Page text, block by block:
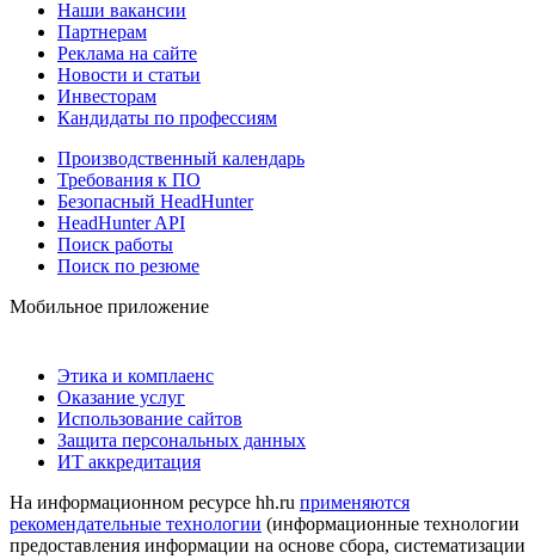
Наши вакансии
Партнерам
Реклама на сайте
Новости и статьи
Инвесторам
Кандидаты по профессиям
Производственный календарь
Требования к ПО
Безопасный HeadHunter
HeadHunter API
Поиск работы
Поиск по резюме
Мобильное приложение
Этика и комплаенс
Оказание услуг
Использование сайтов
Защита персональных данных
ИТ аккредитация
На информационном ресурсе hh.ru применяются
рекомендательные технологии (информационные технологии
предоставления информации на основе сбора, систематизации